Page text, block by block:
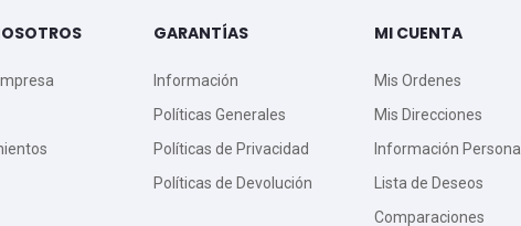
GARANTÍAS
Información
Políticas Generales
Políticas de Privacidad
Políticas de Devolución
MI CUENTA
Mis Ordenes
Mis Direcciones
Información Personal
Lista de Deseos
Comparaciones